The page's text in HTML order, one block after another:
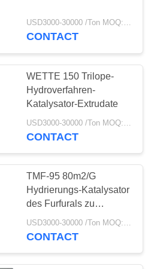
USD3000-30000 /Ton MOQ:1 Kilogramm
CONTACT
WETTE 150 Trilope-
Hydroverfahren-
Katalysator-Extrudate
CONTACT
TMF-95 80m2/G
Hydrierungs-Katalysator
des Furfurals zu
Dimethylfuran
USD3000-30000 /Ton MOQ:1 Kilogramm
CONTACT